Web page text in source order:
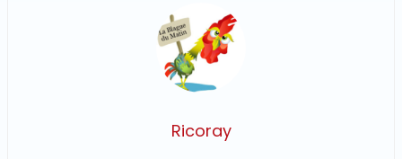
Ricoray